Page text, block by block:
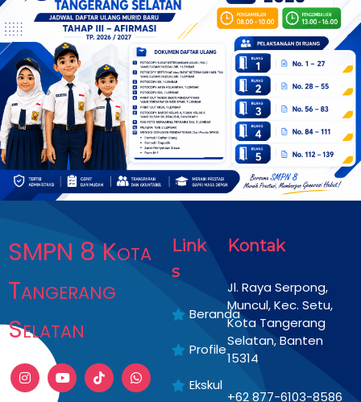
SMPN 8 Kota
Tangerang
Selatan
Link
s
Beranda
Profile
Ekskul
Kontak
Jl. Raya Serpong,
Muncul, Kec. Setu,
Kota Tangerang
Selatan, Banten
15314
+62 877-6103-8586